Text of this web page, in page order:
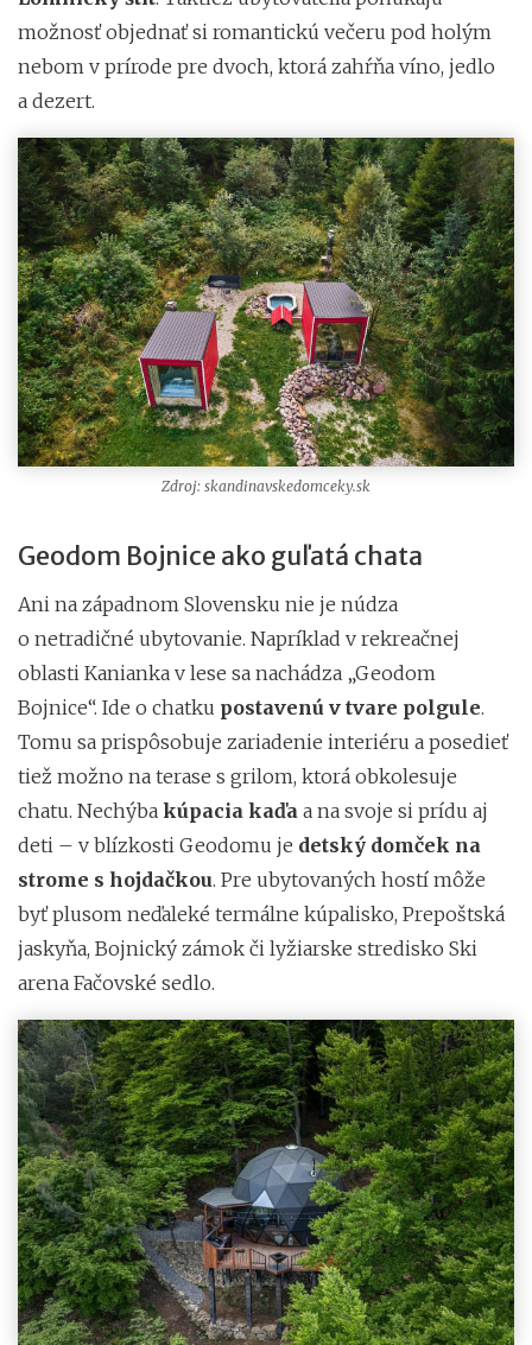
možnosť objednať si romantickú večeru pod holým
nebom v prírode pre dvoch, ktorá zahŕňa víno, jedlo
a dezert.
Zdroj: skandinavskedomceky.sk
Geodom Bojnice ako guľatá chata
Ani na západnom Slovensku nie je núdza
o netradičné ubytovanie. Napríklad v rekreačnej
oblasti Kanianka v lese sa nachádza „Geodom
Bojnice“. Ide o chatku postavenú v tvare polgule.
Tomu sa prispôsobuje zariadenie interiéru a posedieť
tiež možno na terase s grilom, ktorá obkolesuje
chatu. Nechýba kúpacia kaďa a na svoje si prídu aj
deti – v blízkosti Geodomu je detský domček na
strome s hojdačkou. Pre ubytovaných hostí môže
byť plusom neďaleké termálne kúpalisko, Prepoštská
jaskyňa, Bojnický zámok či lyžiarske stredisko Ski
arena Fačovské sedlo.